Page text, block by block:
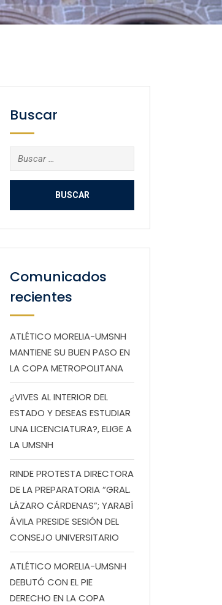
Buscar
Buscar:
Comunicados
recientes
ATLÉTICO MORELIA-UMSNH
MANTIENE SU BUEN PASO EN
LA COPA METROPOLITANA
¿VIVES AL INTERIOR DEL
ESTADO Y DESEAS ESTUDIAR
UNA LICENCIATURA?, ELIGE A
LA UMSNH
RINDE PROTESTA DIRECTORA
DE LA PREPARATORIA “GRAL.
LÁZARO CÁRDENAS”; YARABÍ
ÁVILA PRESIDE SESIÓN DEL
CONSEJO UNIVERSITARIO
ATLÉTICO MORELIA-UMSNH
DEBUTÓ CON EL PIE
DERECHO EN LA COPA